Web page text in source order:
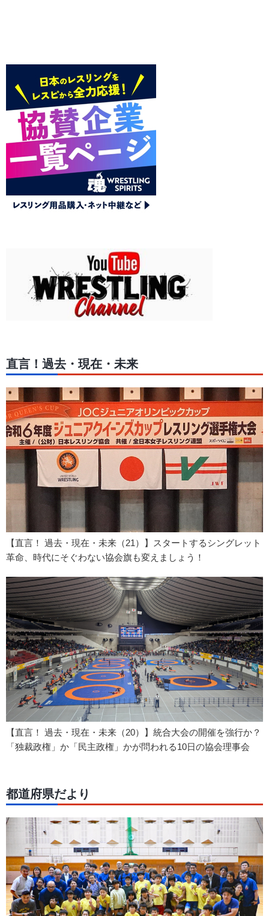
直言！過去・現在・未来
【直言！ 過去・現在・未来（21）】スタートするシングレット
革命、時代にそぐわない協会旗も変えましょう！
【直言！ 過去・現在・未来（20）】統合大会の開催を強行か？
「独裁政権」か「民主政権」かが問われる10日の協会理事会
都道府県だより